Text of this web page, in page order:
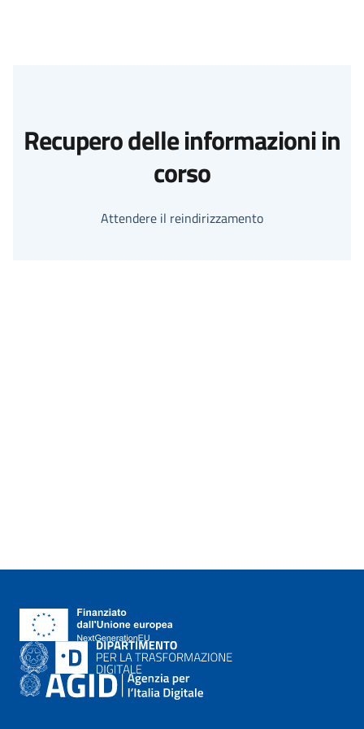
Recupero delle informazioni in
corso
Attendere il reindirizzamento